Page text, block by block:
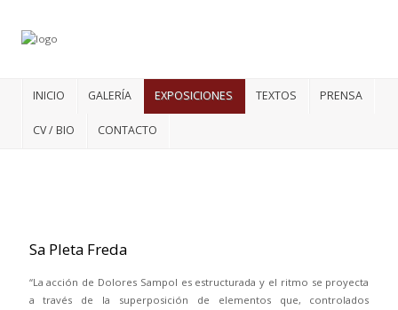
INICIO GALERÍA EXPOSICIONES TEXTOS PRENSA
CV / BIO CONTACTO
Sa Pleta Freda
“La acción de Dolores Sampol es estructurada y el ritmo se proyecta
a través de la superposición de elementos que, controlados